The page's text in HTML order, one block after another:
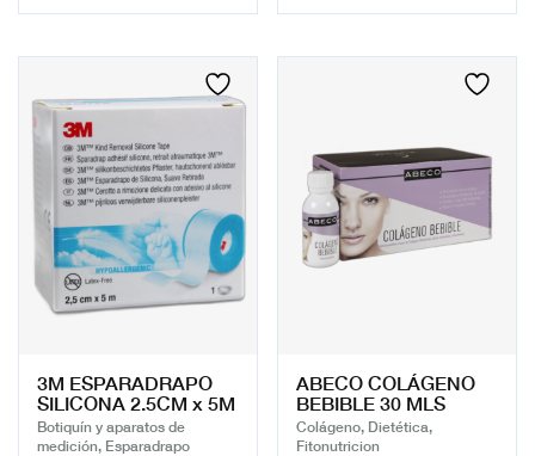
3M ESPARADRAPO
SILICONA 2.5CM x 5M
Botiquín y aparatos de
medición, Esparadrapo
ABECO COLÁGENO
BEBIBLE 30 MLS
Colágeno, Dietética,
Fitonutricion